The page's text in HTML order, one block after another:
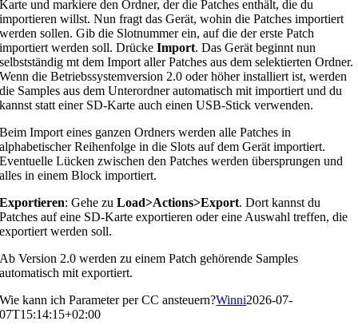
Karte und markiere den Ordner, der die Patches enthält, die du
importieren willst. Nun fragt das Gerät, wohin die Patches importiert
werden sollen. Gib die Slotnummer ein, auf die der erste Patch
importiert werden soll. DrückeImport. Das Gerät beginnt nun
selbstständig mt dem Import aller Patches aus dem selektierten Ordner.
Wenn die Betriebssystemversion 2.0 oder höher installiert ist, werden
die Samples aus dem Unterordner automatisch mit importiert und du
kannst statt einer SD-Karte auch einen USB-Stick verwenden.
Beim Import eines ganzen Ordners werden alle Patches in
alphabetischer Reihenfolge in die Slots auf dem Gerät importiert.
Eventuelle Lücken zwischen den Patches werden übersprungen und
alles in einem Block importiert.
Exportieren: Gehe zuLoad>Actions>Export. Dort kannst du
Patches auf eine SD-Karte exportieren oder eine Auswahl treffen, die
exportiert werden soll.
Ab Version 2.0 werden zu einem Patch gehörende Samples
automatisch mit exportiert.
Wie kann ich Parameter per CC ansteuern?Winni2026-07-
07T15:14:15+02:00